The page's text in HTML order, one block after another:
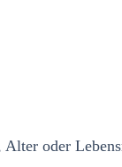
oder